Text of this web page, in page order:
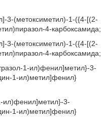
3-(метоксиметил)-1-({4-[(2-
4-карбоксамида;
3-(метоксиметил)-1-({4-[(2-
4-карбоксамида;
1-ил)фенил]метил}-3-
1-ил)метил]фенил}
ил)фенил]метил}-3-
1-ил)метил]фенил}